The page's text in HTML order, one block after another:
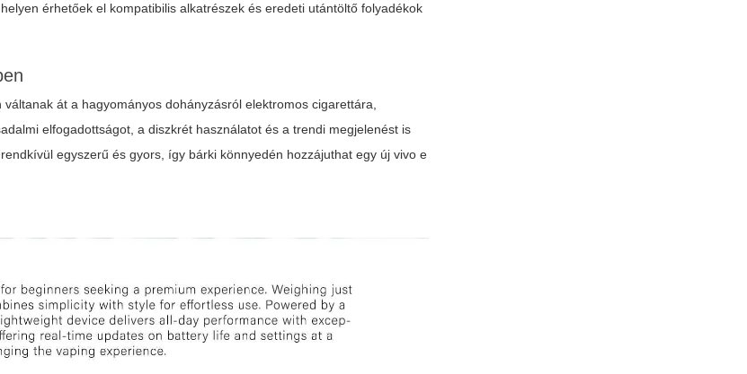
érhetőek el kompatibilis alkatrészek és eredeti utántöltő folyadékok
át a hagyományos dohányzásról elektromos cigarettára,
elfogadottságot, a diszkrét használatot és a trendi megjelenést is
egyszerű és gyors, így bárki könnyedén hozzájuthat egy újvivo e